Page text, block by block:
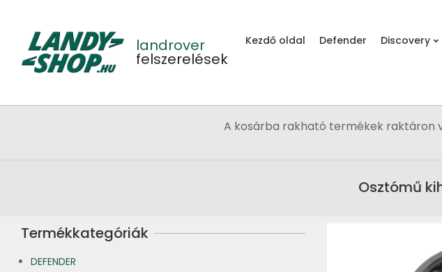
content
landrover
felszerelések
Kezdő oldal Defender Discovery
A kosárba rakható termékek raktáron
Osztómű
Termékkategóriák
DEFENDER